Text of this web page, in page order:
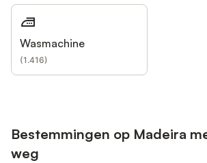
Wasmachine
(1.416)
Bestemmingen op Madeira
weg